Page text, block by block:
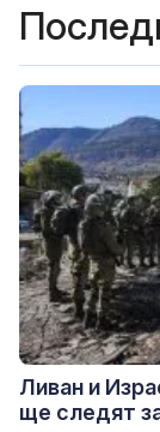
Ливан и
ще следят